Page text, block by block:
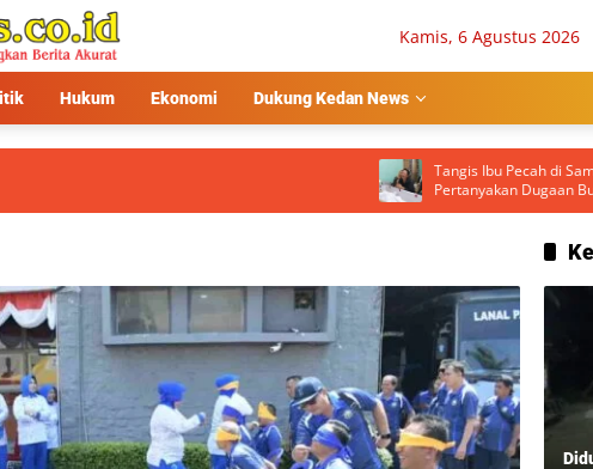
Kamis, 6 Agustus 2026
Hukum Ekonomi Dukung Kedan News
Tangis Ibu Pecah di Samping Peti Jenazah,
Pertanyakan Dugaan Bunuh Diri Mantan
Polisi dan Status Cerai